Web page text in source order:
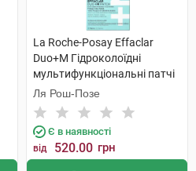
La Roche-Posay Effaclar
Duo+M Гідроколоїдні
мультифункціональні патчі
для захисту шкіри обличчя
22 шт
Ля Рош-Позе
Є в наявності
від 520.00 грн